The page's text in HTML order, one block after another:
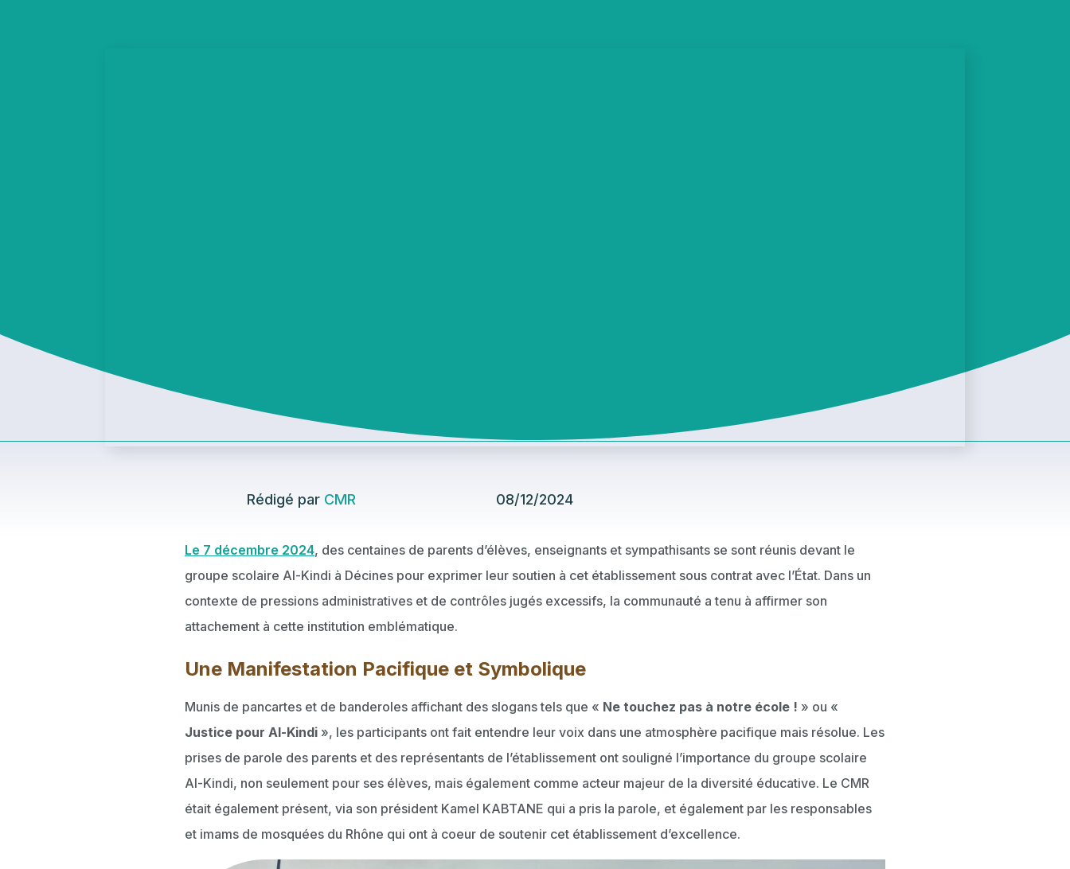
Rédigé par CMR 08/12/2024
Le 7 décembre 2024, des centaines de parents d’élèves, enseignants et sympathisants se sont réunis devant le
groupe scolaire Al-Kindi à Décines pour exprimer leur soutien à cet établissement sous contrat avec l’État. Dans un
contexte de pressions administratives et de contrôles jugés excessifs, la communauté a tenu à affirmer son
attachement à cette institution emblématique.
Une Manifestation Pacifique et Symbolique
Munis de pancartes et de banderoles affichant des slogans tels que « Ne touchez pas à notre école ! » ou «
Justice pour Al-Kindi », les participants ont fait entendre leur voix dans une atmosphère pacifique mais résolue. Les
prises de parole des parents et des représentants de l’établissement ont souligné l’importance du groupe scolaire
Al-Kindi, non seulement pour ses élèves, mais également comme acteur majeur de la diversité éducative. Le CMR
était également présent, via son président Kamel KABTANE qui a pris la parole, et également par les responsables
et imams de mosquées du Rhône qui ont à coeur de soutenir cet établissement d’excellence.